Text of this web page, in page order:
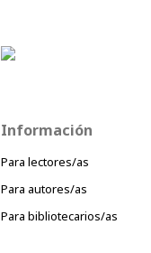
Información
Para lectores/as
Para autores/as
Para bibliotecarios/as